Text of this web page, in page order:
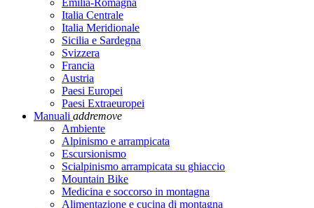
Emilia-Romagna
Italia Centrale
Italia Meridionale
Sicilia e Sardegna
Svizzera
Francia
Austria
Paesi Europei
Paesi Extraeuropei
Manuali addremove
Ambiente
Alpinismo e arrampicata
Escursionismo
Scialpinismo arrampicata su ghiaccio
Mountain Bike
Medicina e soccorso in montagna
Alimentazione e cucina di montagna